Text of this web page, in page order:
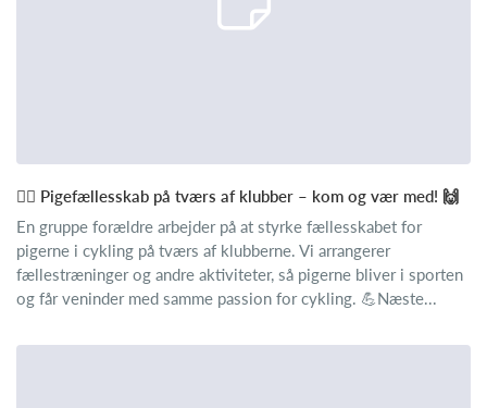
🚴‍♀️ Pigefællesskab på tværs af klubber – kom og vær med! 🙌
En gruppe forældre arbejder på at styrke fællesskabet for
pigerne i cykling på tværs af klubberne. Vi arrangerer
fællestræninger og andre aktiviteter, så pigerne bliver i sporten
og får veninder med samme passion for cykling. 💪Næste...